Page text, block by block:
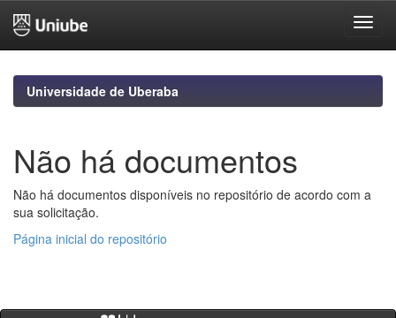
navigationUniversidade de Uberaba
Não há documentos
Não há documentos disponíveis no repositório de acordo com a
sua solicitação.
Página inicial do repositório